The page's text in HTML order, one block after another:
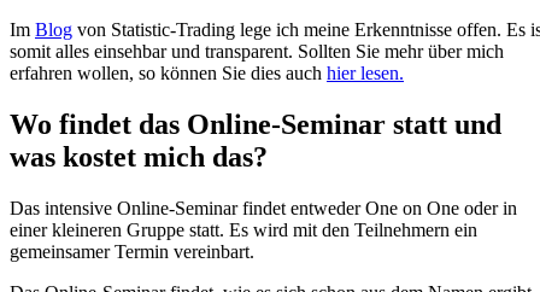
Im Blog von Statistic-Trading lege ich meine Erkenntnisse offen. Es
somit alles einsehbar und transparent. Sollten Sie mehr über mich
erfahren wollen, so können Sie dies auch hier lesen.
Wo findet das Online-Seminar statt und
was kostet mich das?
Das intensive Online-Seminar findet entweder One on One oder in
einer kleineren Gruppe statt. Es wird mit den Teilnehmern ein
gemeinsamer Termin vereinbart.